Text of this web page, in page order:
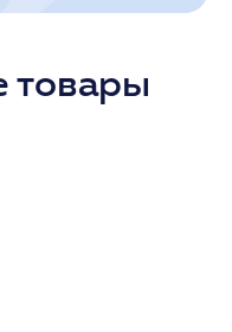
товары